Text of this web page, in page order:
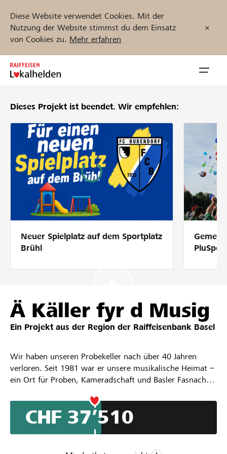
Diese Website verwendet Cookies. Mit der
Nutzung der Website stimmst du dem Einsatz
von Cookies zu. Mehr erfahren
Zum
Inhalt
Unterstützen
Hilfe & Support
Partner / Raiffeisenbank
Anmelden
Registrieren
Projekte und Organisationen finden
DE FR IT
Dieses Projekt ist beendet. Wir empfehlen:
Neuer Spielplatz auf dem Sportplatz
Brühl
Ä Käller fyr d Musig
Ein Projekt aus der Region der Raiffeisenbank Basel
Wir haben unseren Probekeller nach über 40 Jahren
verloren. Seit 1981 war er unsere musikalische Heimat –
ein Ort für Proben, Kameradschaft und Basler Fasnacht.
wir seither ohne feste Infrastruktur da und müssen in
Schulhäusern, draussen oder gar nicht proben.
Nach intensiver Suche haben wir nun eine neue Lokalität
im Rohbau und muss komplett ausgebaut und
CHF 37’510